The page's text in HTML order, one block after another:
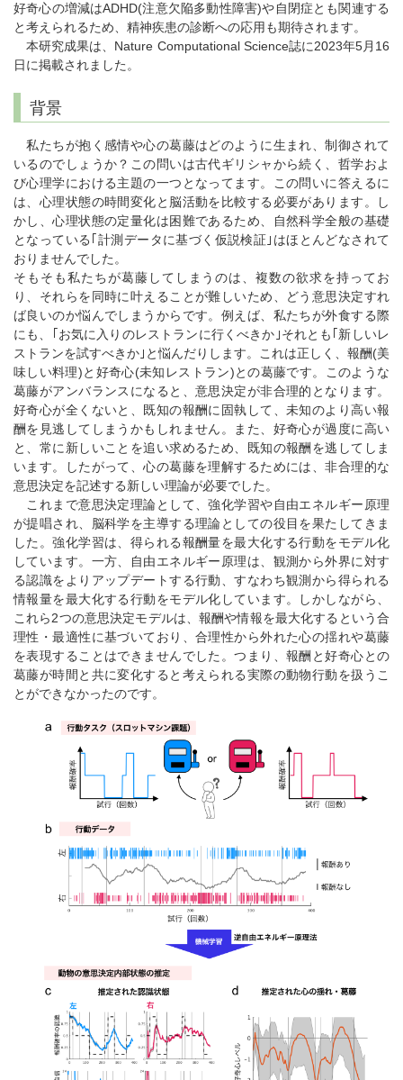
好奇心の増減はADHD(注意欠陥多動性障害)や自閉症とも関連する
と考えられるため、精神疾患の診断への応用も期待されます。
本研究成果は、Nature Computational Science誌に2023年5月16
日に掲載されました。
背景
私たちが抱く感情や心の葛藤はどのように生まれ、制御されて
いるのでしょうか？この問いは古代ギリシャから続く、哲学およ
び心理学における主題の一つとなってます。この問いに答えるに
は、心理状態の時間変化と脳活動を比較する必要があります。し
かし、心理状態の定量化は困難であるため、自然科学全般の基礎
となっている｢計測データに基づく仮説検証｣はほとんどなされて
おりませんでした。
そもそも私たちが葛藤してしまうのは、複数の欲求を持ってお
り、それらを同時に叶えることが難しいため、どう意思決定すれ
ば良いのか悩んでしまうからです。例えば、私たちが外食する際
にも、｢お気に入りのレストランに行くべきか｣それとも｢新しいレ
ストランを試すべきか｣と悩んだりします。これは正しく、報酬(美
味しい料理)と好奇心(未知レストラン)との葛藤です。このような
葛藤がアンバランスになると、意思決定が非合理的となります。
好奇心が全くないと、既知の報酬に固執して、未知のより高い報
酬を見逃してしまうかもしれません。また、好奇心が過度に高い
と、常に新しいことを追い求めるため、既知の報酬を逃してしま
います。したがって、心の葛藤を理解するためには、非合理的な
意思決定を記述する新しい理論が必要でした。
これまで意思決定理論として、強化学習や自由エネルギー原理
が提唱され、脳科学を主導する理論としての役目を果たしてきま
した。強化学習は、得られる報酬量を最大化する行動をモデル化
しています。一方、自由エネルギー原理は、観測から外界に対す
る認識をよりアップデートする行動、すなわち観測から得られる
情報量を最大化する行動をモデル化しています。しかしながら、
これら2つの意思決定モデルは、報酬や情報を最大化するという合
理性・最適性に基づいており、合理性から外れた心の揺れや葛藤
を表現することはできませんでした。つまり、報酬と好奇心との
葛藤が時間と共に変化すると考えられる実際の動物行動を扱うこ
とができなかったのです。